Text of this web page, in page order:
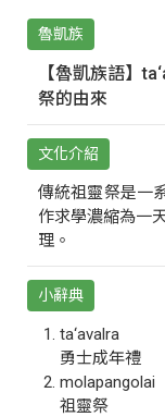
魯凱族
【魯凱族語】
祭的由來
文化介紹
傳統祖靈祭是一
作求學濃縮為一
理。
小辭典
ta‘avalra
勇士成年禮
molapangolai
祖靈祭